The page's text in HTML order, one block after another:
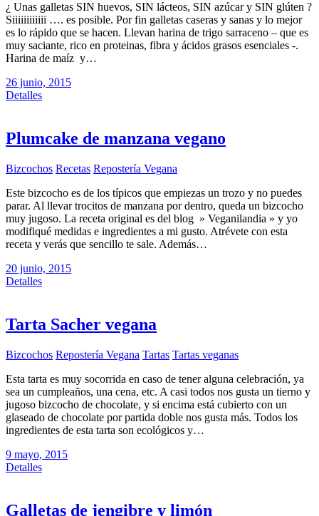
¿ Unas galletas SIN huevos, SIN lácteos, SIN azúcar y SIN glúten ?
Siiiiiiiiiiii …. es posible. Por fin galletas caseras y sanas y lo mejor
es lo rápido que se hacen. Llevan harina de trigo sarraceno – que es
muy saciante, rico en proteinas, fibra y ácidos grasos esenciales -.
Harina de maíz y…
26 junio, 2015
Detalles
Plumcake de manzana vegano
Bizcochos Recetas Repostería Vegana
Este bizcocho es de los típicos que empiezas un trozo y no puedes
parar. Al llevar trocitos de manzana por dentro, queda un bizcocho
muy jugoso. La receta original es del blog » Veganilandia » y yo
modifiqué medidas e ingredientes a mi gusto. Atrévete con esta
receta y verás que sencillo te sale. Además…
20 junio, 2015
Detalles
Tarta Sacher vegana
Bizcochos Repostería Vegana Tartas Tartas veganas
Esta tarta es muy socorrida en caso de tener alguna celebración, ya
sea un cumpleaños, una cena, etc. A casi todos nos gusta un tierno y
jugoso bizcocho de chocolate, y si encima está cubierto con un
glaseado de chocolate por partida doble nos gusta más. Todos los
ingredientes de esta tarta son ecológicos y…
9 mayo, 2015
Detalles
Galletas de jengibre y limón